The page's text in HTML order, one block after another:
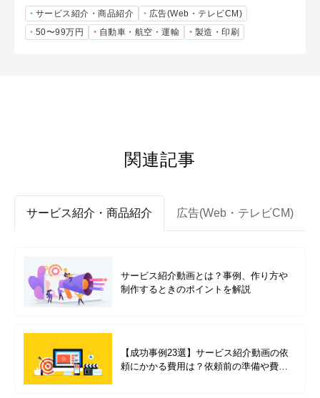
サービス紹介・商品紹介
広告(Web・テレビCM)
50〜99万円
自動車・航空・運輸 製造・印刷
関連記事
サービス紹介・商品紹介 広告(Web・テレビCM)
サービス紹介動画とは？事例、作り方や
制作するときのポイントを解説
【成功事例23選】サービス紹介動画の依
頼にかかる費用は？依頼前の準備や費用